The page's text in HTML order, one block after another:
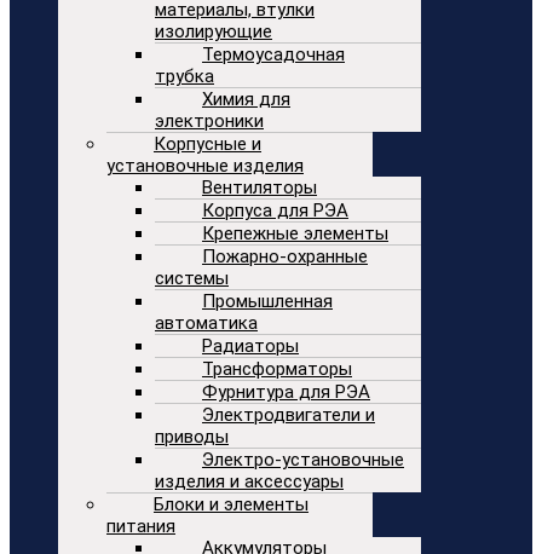
материалы, втулки
изолирующие
Термоусадочная
трубка
Химия для
электроники
Корпусные и
установочные изделия
Вентиляторы
Корпуса для РЭА
Крепежные элементы
Пожарно-охранные
системы
Промышленная
автоматика
Радиаторы
Трансформаторы
Фурнитура для РЭА
Электродвигатели и
приводы
Электро-установочные
изделия и аксессуары
Блоки и элементы
питания
Аккумуляторы